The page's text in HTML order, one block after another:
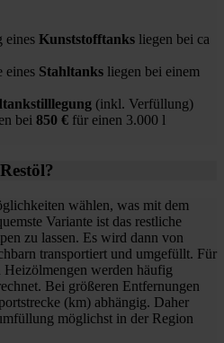
eines Kunststofftanks liegen bei ca
eines Stahltanks liegen bei einem
(inkl. Verfüllung)
bei 850 € für einen 3.000 l
wählen, was mit dem
Variante ist das restliche
zu lassen. Es wird dann von
transportiert und umgefüllt. Für
werden häufig
Bei größeren Entfernungen
(km) abhängig. Daher
möglichst in der Region